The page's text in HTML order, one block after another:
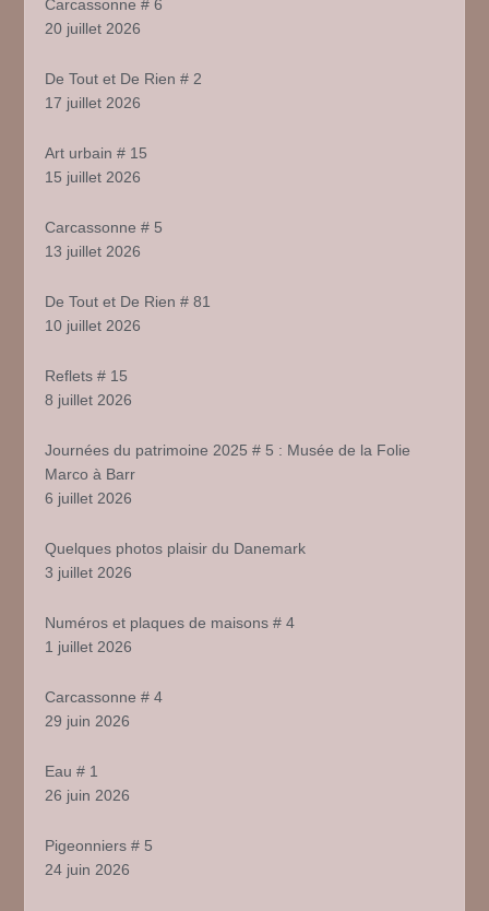
Carcassonne # 6
20 juillet 2026
De Tout et De Rien # 2
17 juillet 2026
Art urbain # 15
15 juillet 2026
Carcassonne # 5
13 juillet 2026
De Tout et De Rien # 81
10 juillet 2026
Reflets # 15
8 juillet 2026
Journées du patrimoine 2025 # 5 : Musée de la Folie
Marco à Barr
6 juillet 2026
Quelques photos plaisir du Danemark
3 juillet 2026
Numéros et plaques de maisons # 4
1 juillet 2026
Carcassonne # 4
29 juin 2026
Eau # 1
26 juin 2026
Pigeonniers # 5
24 juin 2026